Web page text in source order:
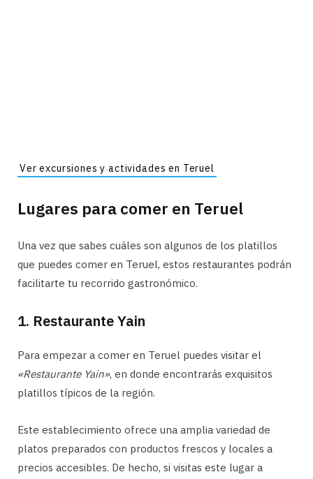
Ver excursiones y actividades en Teruel
Lugares para comer en Teruel
Una vez que sabes cuáles son algunos de los platillos
que puedes comer en Teruel, estos restaurantes podrán
facilitarte tu recorrido gastronómico.
1. Restaurante Yain
Para empezar a comer en Teruel puedes visitar el
«Restaurante Yain», en donde encontrarás exquisitos
platillos típicos de la región.
Este establecimiento ofrece una amplia variedad de
platos preparados con productos frescos y locales a
precios accesibles. De hecho, si visitas este lugar a